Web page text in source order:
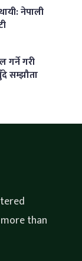
नेपाली
गर्ने गरी
सम्झौता
than